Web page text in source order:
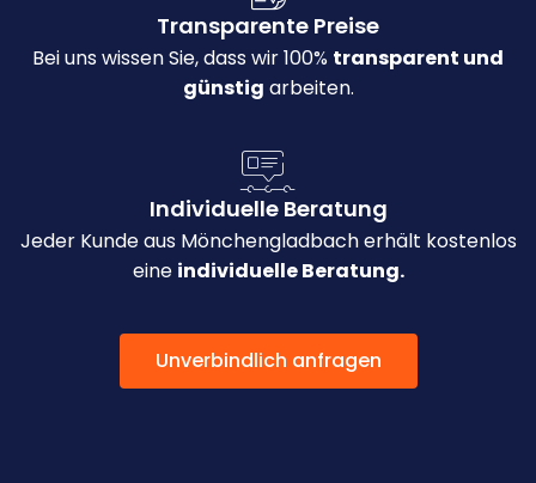
Transparente Preise
Bei uns wissen Sie, dass wir 100% transparent und
günstig arbeiten.
Individuelle Beratung
Jeder Kunde aus Mönchengladbach erhält kostenlos
eine individuelle Beratung.
Unverbindlich anfragen